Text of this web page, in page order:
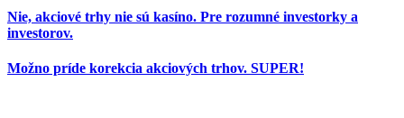
Nie, akciové trhy nie sú kasíno. Pre rozumné investorky a
investorov.
Možno príde korekcia akciových trhov. SUPER!